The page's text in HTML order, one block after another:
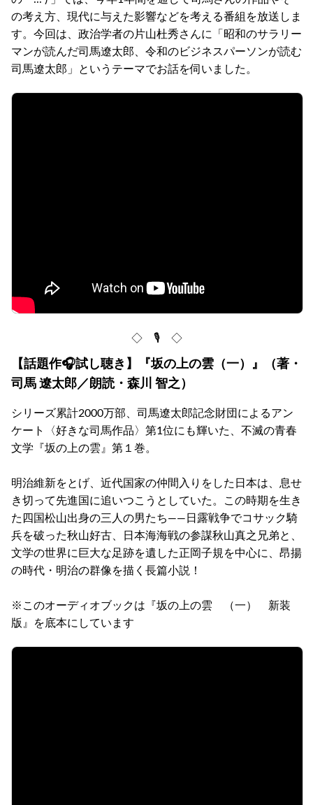
の考え方、現代に与えた影響などを考える番組を放送しま
す。今回は、政治学者の片山杜秀さんに「昭和のサラリー
マンが読んだ司馬遼太郎、令和のビジネスパーソンが読む
司馬遼太郎」というテーマでお話を伺いました。
◇ 🎙 ◇
【話題作🎧試し聴き】『坂の上の雲（一）』（著・
司馬 遼太郎／朗読・森川 智之）
シリーズ累計2000万部、司馬遼太郎記念財団によるアン
ケート〈好きな司馬作品〉第1位にも輝いた、不滅の青春
文学『坂の上の雲』第１巻。
明治維新をとげ、近代国家の仲間入りをした日本は、息せ
き切って先進国に追いつこうとしていた。この時期を生き
た四国松山出身の三人の男たち――日露戦争でコサック騎
兵を破った秋山好古、日本海海戦の参謀秋山真之兄弟と、
文学の世界に巨大な足跡を遺した正岡子規を中心に、昂揚
の時代・明治の群像を描く長篇小説！
※このオーディオブックは『坂の上の雲 （一） 新装
版』を底本にしています